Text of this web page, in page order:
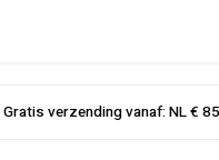
Gratis verzending vanaf: NL €